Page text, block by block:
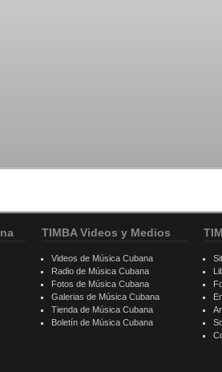
TIMBA Videos y Medios
Videos de Música Cubana
Radio de Música Cubana
Fotos de Música Cubana
Galerias de Música Cubana
Tienda de Música Cubana
Boletín de Música Cubana